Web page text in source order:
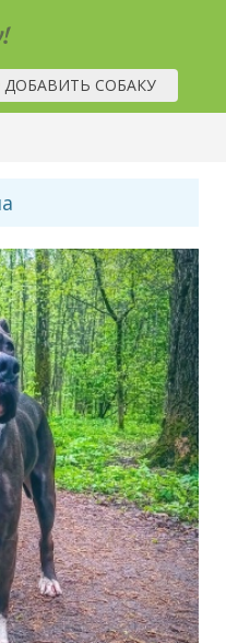
ДОБАВИТЬ СОБАКУ